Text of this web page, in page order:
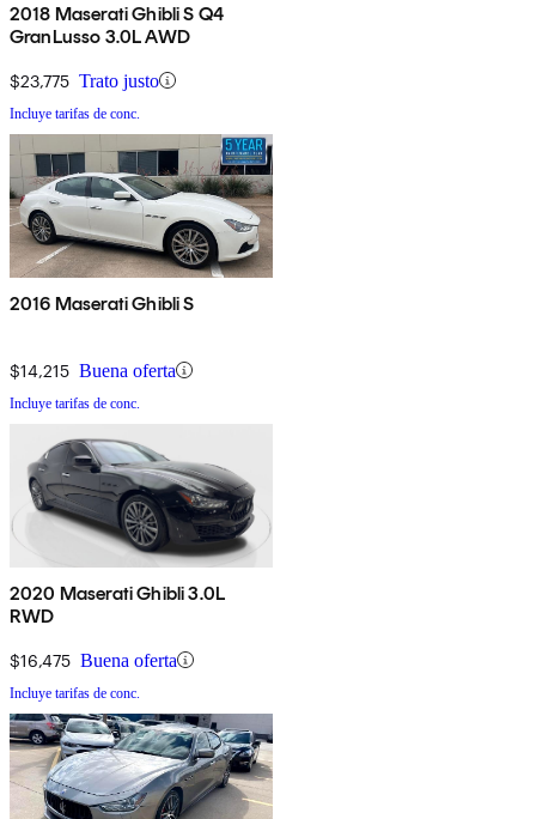
2018 Maserati Ghibli S Q4
GranLusso 3.0L AWD
$23,775 Trato justo
Incluye tarifas de conc.
2016 Maserati Ghibli S
$14,215 Buena oferta
Incluye tarifas de conc.
2020 Maserati Ghibli 3.0L
RWD
$16,475 Buena oferta
Incluye tarifas de conc.